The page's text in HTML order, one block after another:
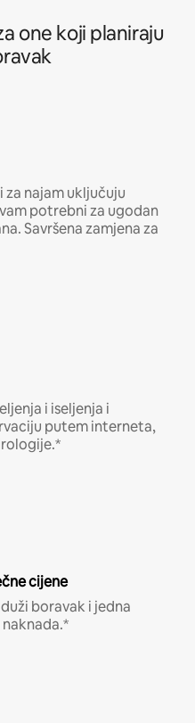
one koji planiraju
najam uključuju
potrebni za ugodan
Savršena zamjena za
i iseljenja i
putem interneta,
cijene
boravak i jedna